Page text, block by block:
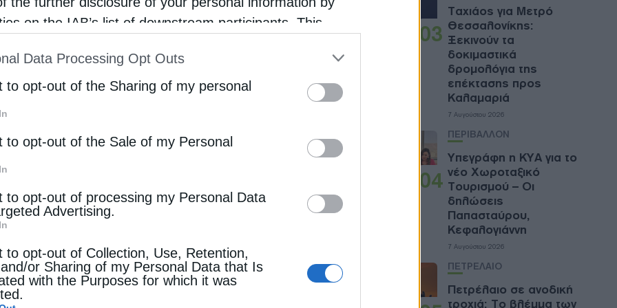
on the IAB’s list of downstream participants. This
of Downstream Participantsthat may further disclose it to
parties.
Data Processing Opt Outs
to opt-out of the Sharing of my personal
to opt-out of the Sale of my Personal
to opt-out of processing my Personal Data
Advertising.
to opt-out of Collection, Use, Retention,
or Sharing of my Personal Data that Is
with the Purposes for which it was
ή στην Προεδρική Φρουρά,
των δικαιολογητικών, θα αναρτηθούν προσωρινοί πίνακες
που θα συνεχίσουν στη διαδικασία θα κληθούν να
περιλαμβάνουν αθλητικές δοκιμασίες, υγειονομικές
03
Ταχιάος για Μετρό
Θεσσαλονίκης:
Ξεκινούν τα
δοκιμαστικά
δρομολόγια της
επέκτασης προς
Καλαμαριά
7 Αυγούστου 2026
04
ΠΕΡΙΒΑΛΛΟΝ
Υπεγράφη η ΚΥΑ για το
νέο Χωροταξικό
Τουρισμού – Οι
δηλώσεις
Παπασταύρου,
Κεφαλογιάννη
7 Αυγούστου 2026
ΠΕΤΡΕΛΑΙΟ
Πετρέλαιο σε ανοδική
τροχιά: Το βλέμμα των